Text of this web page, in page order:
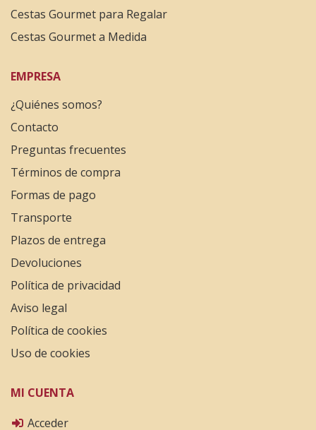
Cestas Gourmet para Regalar
Cestas Gourmet a Medida
EMPRESA
¿Quiénes somos?
Contacto
Preguntas frecuentes
Términos de compra
Formas de pago
Transporte
Plazos de entrega
Devoluciones
Política de privacidad
Aviso legal
Política de cookies
Uso de cookies
MI CUENTA
Acceder